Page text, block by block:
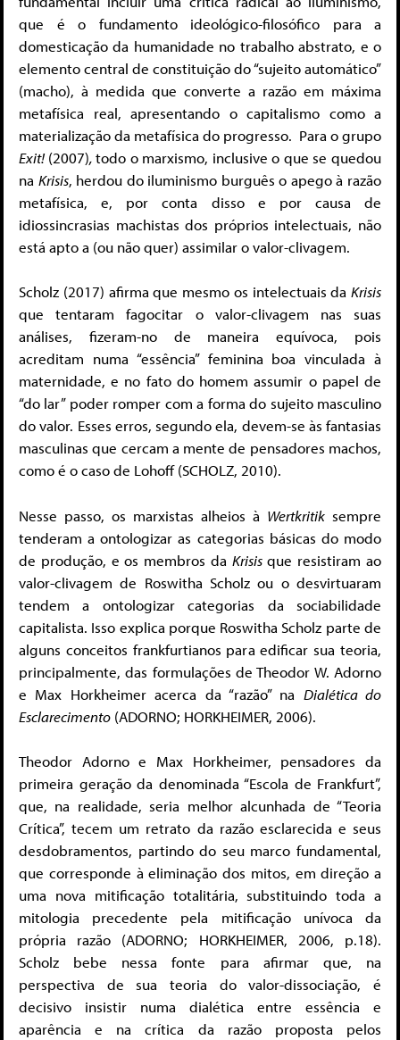
que é o fundamento ideológico-filosófico para a
domesticação da humanidade no trabalho abstrato, e o
elemento central de constituição do “sujeito automático”
(macho), à medida que converte a razão em máxima
metafísica real, apresentando o capitalismo como a
materialização da metafísica do progresso. Para o grupo
Exit!(2007),todo o marxismo, inclusive o que se quedou
na Krisis, herdou do iluminismo burguês o apego à razão
metafísica, e, por conta disso e por causa de
idiossincrasias machistas dos próprios intelectuais, não
está apto a (ou não quer) assimilar o valor-clivagem.
Scholz (2017) afirma que mesmo os intelectuais da Krisis
que tentaram fagocitar o valor-clivagem nas suas
análises, fizeram-no de maneira equívoca, pois
acreditam numa “essência” feminina boa vinculada à
maternidade, e no fato do homem assumir o papel de
“do lar” poder romper com a forma do sujeito masculino
do valor. Esses erros, segundo ela, devem-se às fantasias
masculinas que cercam a mente de pensadores machos,
como é o caso de Lohoff (SCHOLZ, 2010).
Nesse passo, os marxistas alheios à Wertkritik sempre
tenderam a ontologizar as categorias básicas do modo
de produção, e os membros da Krisisque resistiram ao
valor-clivagem de Roswitha Scholz ou o desvirtuaram
tendem a ontologizar categorias da sociabilidade
capitalista. Isso explica porque Roswitha Scholz parte de
alguns conceitos frankfurtianos para edificar sua teoria,
principalmente, das formulações de Theodor W. Adorno
e Max Horkheimer acerca da “razão” na Dialética do
Esclarecimento (ADORNO; HORKHEIMER, 2006).
Theodor Adorno e Max Horkheimer, pensadores da
primeira geração da denominada “Escola de Frankfurt”,
que, na realidade, seria melhor alcunhada de “Teoria
Crítica”, tecem um retrato da razão esclarecida e seus
desdobramentos, partindo do seu marco fundamental,
que corresponde à eliminação dos mitos, em direção a
uma nova mitificação totalitária, substituindo toda a
mitologia precedente pela mitificação unívoca da
própria razão (ADORNO; HORKHEIMER, 2006, p.18).
Scholz bebe nessa fonte para afirmar que, na
perspectiva de sua teoria do valor-dissociação, é
decisivo insistir numa dialética entre essência e
aparência e na crítica da razão proposta pelos